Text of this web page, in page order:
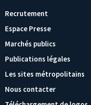
Recrutement
Espace Presse
Marchés publics
Publications légales
Les sites métropolitains
Nous contacter